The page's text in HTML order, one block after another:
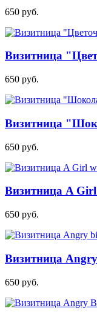
650 руб.
Визитница
650 руб.
Визитница
650 руб.
Визитница A
650 руб.
Визитница
650 руб.